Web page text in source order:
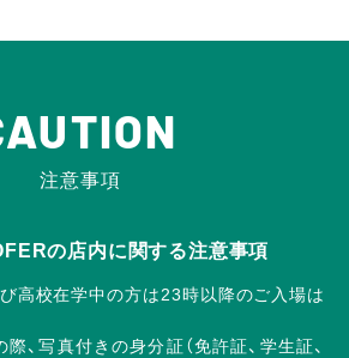
注意事項
の店内に関する注意事項
高校在学中の方は23時以降のご入場は
、写真付きの身分証（免許証、学生証、